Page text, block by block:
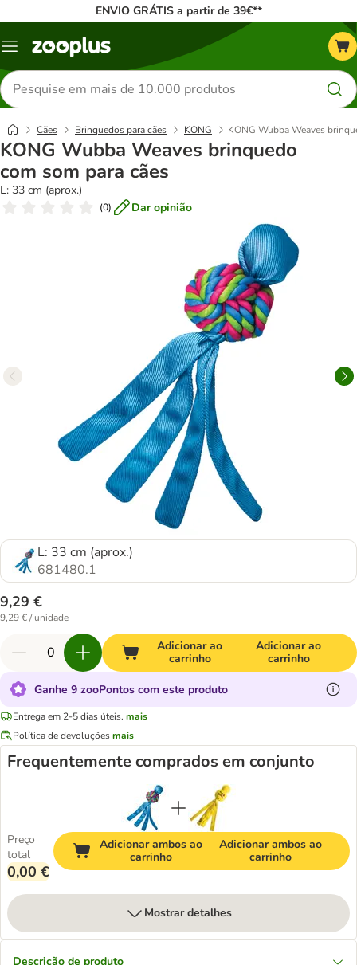
ENVIO GRÁTIS a partir de 39€**
Menu
Pesquisar
produtos
Cães Brinquedos para cães KONG KONG Wubba Weaves
KONG Wubba Weaves brinquedo
com som para cães
L: 33 cm (aprox.)
(0) Dar opinião
L: 33 cm (aprox.)
681480.1
9,29 €
9,29 € / unidade
Adicionar ao
carrinho
Adicionar ao
carrinho
Ganhe 9 zooPontos com este produto
Entrega em 2-5 dias úteis. mais
Política de devoluçõesmais
Frequentemente comprados em conjunto
Preço
total
0,00 €
Adicionar ambos ao
carrinho
Adicionar ambos ao
carrinho
Mostrar detalhes
Descrição de produto